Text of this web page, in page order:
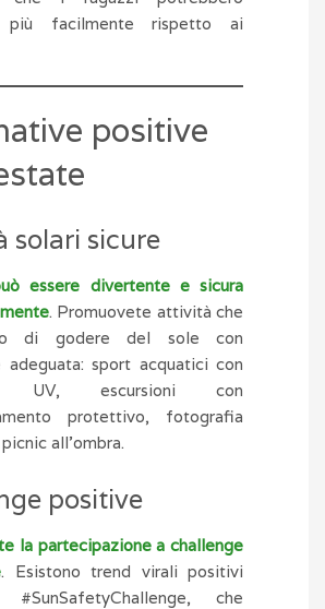
più facilmente rispetto ai
positive
solari sicure
essere divertente e sicura
. Promuovete attività che
di godere del sole con
adeguata: sport acquatici con
UV, escursioni con
protettivo, fotografia
all’ombra.
positive
la partecipazione a challenge
. Esistono trend virali positivi
che